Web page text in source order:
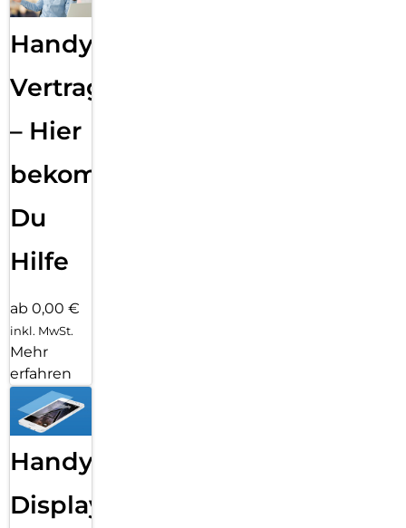
Handy
Vertragsabwicklung
– Hier
bekommst
Du
Hilfe
ab 0,00 €
inkl. MwSt.
Mehr
erfahren
Handy
Displayfolie